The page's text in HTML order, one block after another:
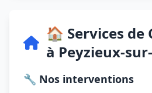
🏠 Services
à Peyzieux-
🔧 Nos interventions